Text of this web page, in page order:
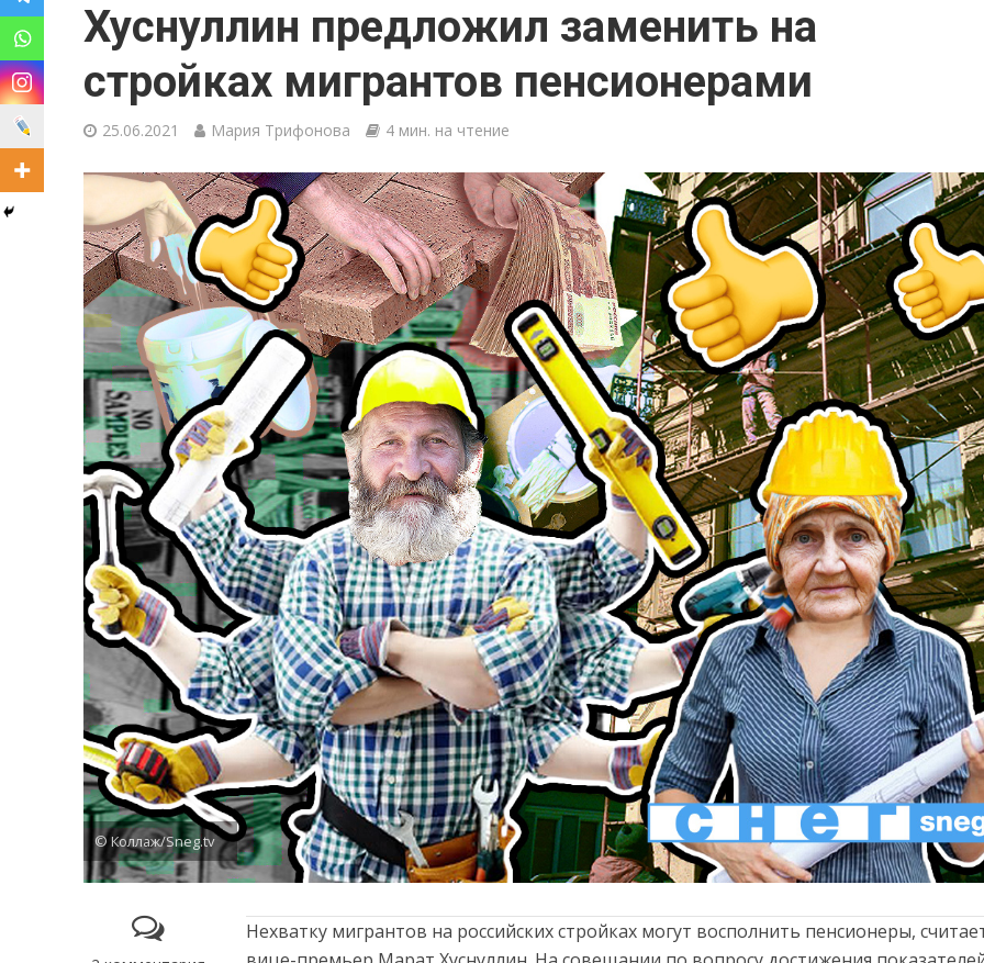
Хуснуллин предложил заменить на
стройках мигрантов пенсионерами
25.06.2021 Мария Трифонова 4 мин. на чтение
© Коллаж/Sneg.tv
Нехватку мигрантов на российских стройках могут восполнить пенсионеры,